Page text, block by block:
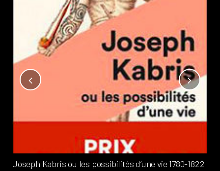
Joseph Kabris ou les possibilités d’une vie 1780-1822